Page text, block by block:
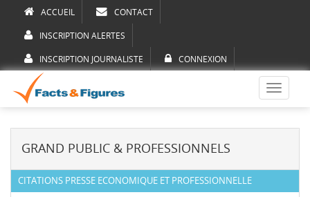
ACCUEIL CONTACT
INSCRIPTION ALERTES
INSCRIPTION JOURNALISTE CONNEXION
Toggle
GRAND PUBLIC & PROFESSIONNELS
CITATIONS PRESSE ECONOMIQUE ET PROFESSIONNELLE